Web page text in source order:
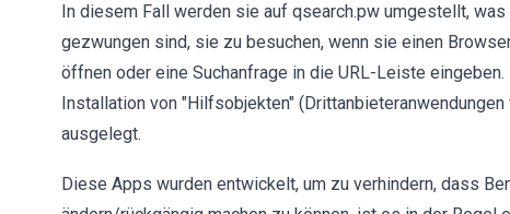
In diesem Fall werden sie auf qsearch.pw umgestellt,
gezwungen sind, sie zu besuchen, wenn sie einen
öffnen oder eine Suchanfrage in die URL-Leiste
Installation von "Hilfsobjekten"
ausgelegt.
Diese Apps wurden entwickelt, um zu verhindern, dass